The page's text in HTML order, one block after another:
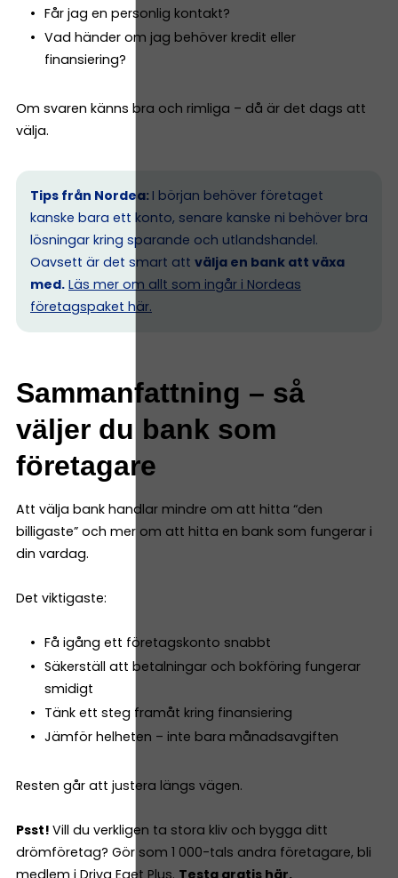
Får jag en personlig kontakt?
Vad händer om jag behöver kredit eller
finansiering?
Om svaren känns bra och rimliga – då är det dags att
välja.
Tips från Nordea: I början behöver företaget
kanske bara ett konto, senare kanske ni behöver bra
lösningar kring sparande och utlandshandel.
Oavsett är det smart att välja en bank att växa
med. Läs mer om allt som ingår i Nordeas
företagspaket här.
Sammanfattning – så
väljer du bank som
företagare
Att välja bank handlar mindre om att hitta “den
billigaste” och mer om att hitta en bank som fungerar i
din vardag.
Det viktigaste:
Få igång ett företagskonto snabbt
Säkerställ att betalningar och bokföring fungerar
smidigt
Tänk ett steg framåt kring finansiering
Jämför helheten – inte bara månadsavgiften
Resten går att justera längs vägen.
Psst! Vill du verkligen ta stora kliv och bygga ditt
drömföretag? Gör som 1 000-tals andra företagare, bli